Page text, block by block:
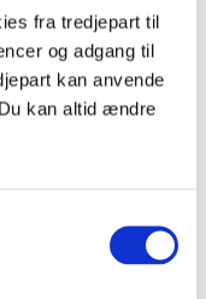
fra tredjepart til
og adgang til
kan anvende
kan altid ændre
typer skov,